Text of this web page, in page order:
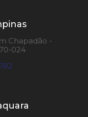
Chapadão -
024